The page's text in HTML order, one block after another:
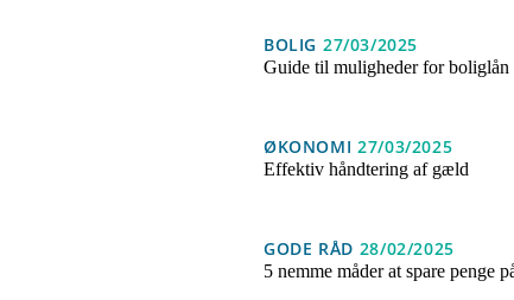
BOLIG 27/03/2025
Guide til muligheder for boliglån
ØKONOMI 27/03/2025
Effektiv håndtering af gæld
GODE RÅD 28/02/2025
5 nemme måder at spare penge